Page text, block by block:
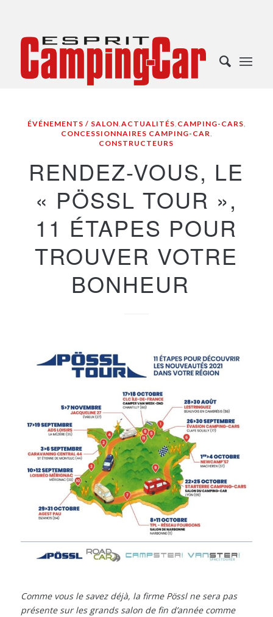
ÉVÉNEMENTS / SALON,ACTUALITÉS, CAMPING-CARS,
CONCESSIONNAIRES CAMPING-CAR,
CONSTRUCTEURS
RENDEZ-VOUS, LE
« PÖSSL TOUR »,
11 ÉTAPES POUR
TROUVER VOTRE
BONHEUR
Comme vous le savez déjà, la firme Pössl ne sera pas
présente sur les grands salon de fin d’année comme